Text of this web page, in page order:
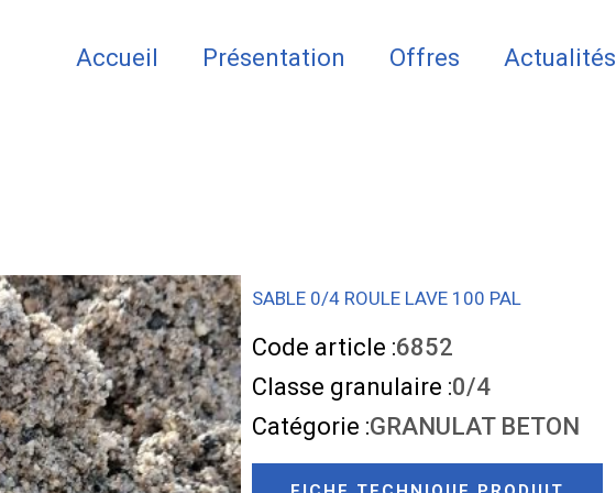
Accueil Présentation Offres Actualités
SABLE 0/4 ROULE LAVE 100 PAL
Code article :6852
Classe granulaire :0/4
Catégorie :GRANULAT BETON